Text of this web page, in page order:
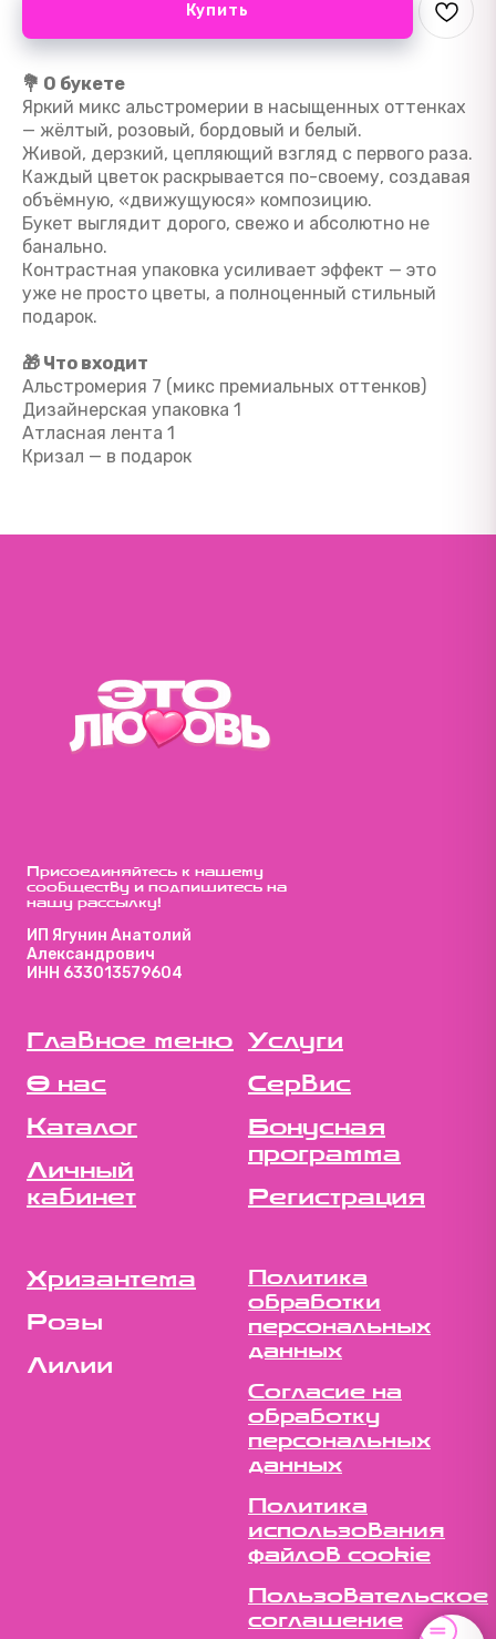
Купить
💐 О букете
Яркий микс альстромерии в насыщенных оттенках
— жёлтый, розовый, бордовый и белый.
Живой, дерзкий, цепляющий взгляд с первого раза.
Каждый цветок раскрывается по-своему, создавая
объёмную, «движущуюся» композицию.
Букет выглядит дорого, свежо и абсолютно не
банально.
Контрастная упаковка усиливает эффект — это
уже не просто цветы, а полноценный стильный
подарок.
🎁 Что входит
Альстромерия 7 (микс премиальных оттенков)
Дизайнерская упаковка 1
Атласная лента 1
Кризал — в подарок
Присоединяйтесь к нашему
сообществу и подпишитесь на
нашу рассылку!
ИП Ягунин Анатолий
Александрович
ИНН 633013579604
Главное меню
О нас
Каталог
Личный
кабинет
Услуги
Сервис
Бонусная
программа
Регистрация
Хризантема
Розы
Лилии
Политика
обработки
персональных
данных
Согласие на
обработку
персональных
данных
Политика
использования
файлов cookie
Пользовательское
соглашение